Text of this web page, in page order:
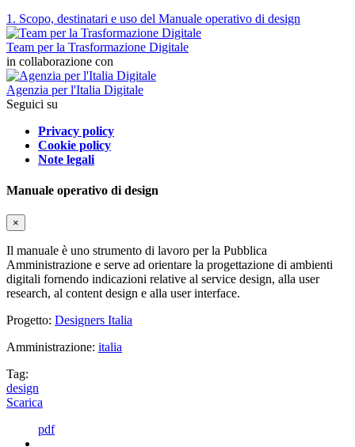
1. Scopo, destinatari e uso del Manuale operativo di design
Team per la Trasformazione Digitale
in collaborazione con
Agenzia per l'Italia Digitale
Seguici su
Privacy policy
Cookie policy
Note legali
Manuale operativo di design
×
Il manuale è uno strumento di lavoro per la Pubblica
Amministrazione e serve ad orientare la progettazione di ambienti
digitali fornendo indicazioni relative al service design, alla user
research, al content design e alla user interface.
Progetto: Designers Italia
Amministrazione: italia
Tag:
design
Scarica
pdf